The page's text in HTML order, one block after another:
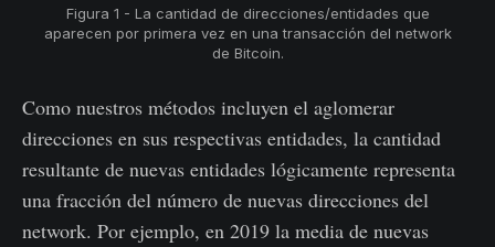
Figura 1 - La cantidad de direcciones/entidades que
aparecen por primera vez en una transacción del network
de Bitcoin.
Como nuestros métodos incluyen el aglomerar
direcciones en sus respectivas entidades, la cantidad
resultante de nuevas entidades lógicamente representa
una fracción del número de nuevas direcciones del
network. Por ejemplo, en 2019 la media de nuevas